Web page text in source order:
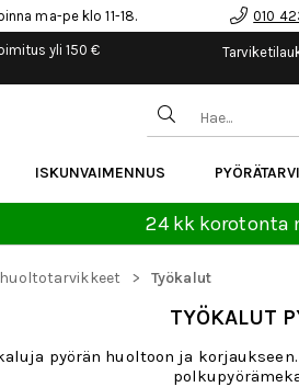
ma-pe klo 11-18. 010
yli 150 €
ISKUNVAIMENNUS
24 kk korotonta
> Työkalut
TYÖKALUT
pyörän huoltoon ja